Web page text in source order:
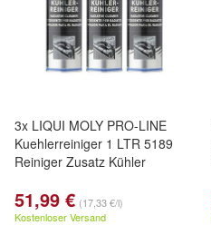
3x LIQUI MOLY PRO-LINE
Kuehlerreiniger 1 LTR 5189
Reiniger Zusatz Kühler
51,99 € (17,33 €/l)
Kostenloser Versand